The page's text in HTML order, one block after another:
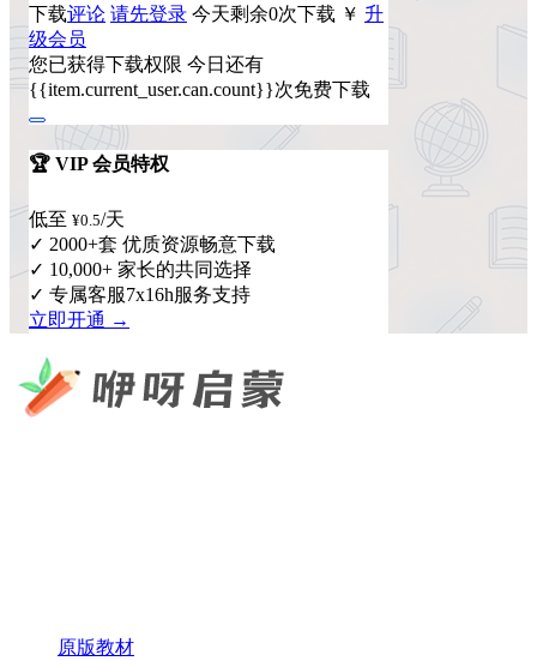
下载评论 请先登录 今天剩余0次下载 ￥ 升
级会员
您已获得下载权限 今日还有
{{item.current_user.can.count}}次免费下载
🏆 VIP 会员特权
低至 ¥0.5/天
✓ 2000+套 优质资源畅意下载
✓ 10,000+ 家长的共同选择
✓ 专属客服7x16h服务支持
立即开通 →
原版教材